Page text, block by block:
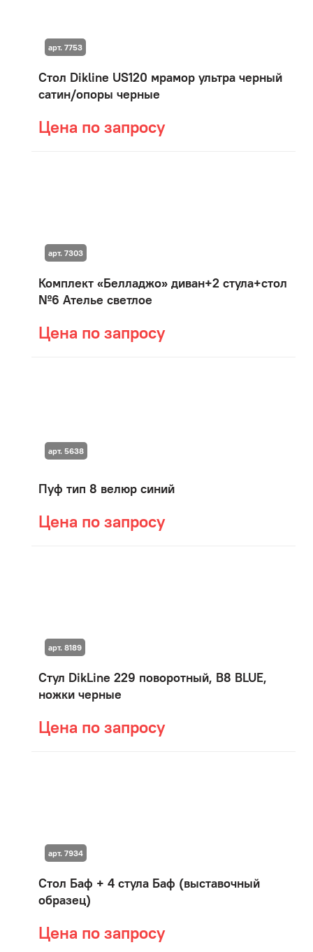
Стол Dikline US120 мрамор ультра черный
сатин/опоры черные
Цена по запросу
арт. 7753
Комплект «Белладжо» диван+2 стула+стол
№6 Ателье светлое
Цена по запросу
арт. 7303
Пуф тип 8 велюр синий
Цена по запросу
арт. 5638
Стул DikLine 229 поворотный, B8 BLUE,
ножки черные
Цена по запросу
арт. 8189
Стол Баф + 4 стула Баф (выставочный
образец)
Цена по запросу
арт. 7934